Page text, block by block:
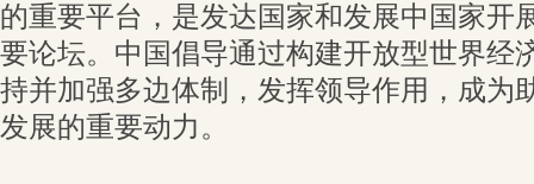
的重要平台，是发达国家和发展中国家开
要论坛。中国倡导通过构建开放型世界经
持并加强多边体制，发挥领导作用，成为
发展的重要动力。